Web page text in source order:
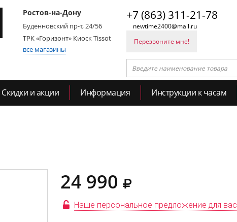
Ростов-на-Дону
Буденновский пр-т, 24/56
ТРК «Горизонт» Киоск Tissot
все магазины
+7 (863) 311-21-78
newtime2400@mail.ru
Перезвоните мне!
Скидки и акции Информация Инструкции к часам
24 990
Наше персональное предложение для вас